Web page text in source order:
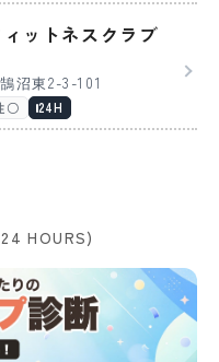
ットネスクラブ
沼東2-3-101
〇 24H
HOURS)